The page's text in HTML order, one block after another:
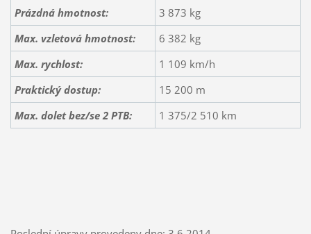
Prázdná hmotnost:
3 873 kg
Max. vzletová hmotnost:
6 382 kg
Max. rychlost:
1 109 km/h
Praktický dostup:
15 200 m
Max. dolet bez/se 2 PTB:
1 375/2 510 km